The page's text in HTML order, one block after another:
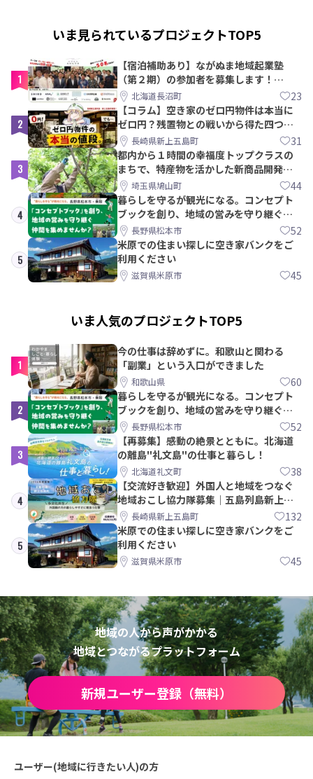
いま見られているプロジェクトTOP5
1
【宿泊補助あり】ながぬま地域起業塾
（第２期）の参加者を募集します！
【8/21〆】
北海道長沼町 23
2
【コラム】空き家のゼロ円物件は本当に
ゼロ円？残置物との戦いから得た四つの
教訓｜新上五島町
長崎県新上五島町 31
3
都内から１時間の幸福度トップクラスの
まちで、特産物を活かした新商品開発＆
PRメンバー募集！
埼玉県鳩山町 44
4
暮らしを守るが観光になる。コンセプト
ブックを創り、地域の営みを守り継ぐ仲
間を集めませんか？
長野県松本市 52
5
米原での住まい探しに空き家バンクをご
利用ください
滋賀県米原市 45
いま人気のプロジェクトTOP5
1
今の仕事は辞めずに。和歌山と関わる
「副業」という入口ができました
和歌山県 60
2
暮らしを守るが観光になる。コンセプト
ブックを創り、地域の営みを守り継ぐ仲
間を集めませんか？
長野県松本市 52
3
【再募集】感動の絶景とともに。北海道
の離島"礼文島"の仕事と暮らし！
北海道礼文町 38
4
【交流好き歓迎】外国人と地域をつなぐ
地域おこし協力隊募集｜五島列島新上五
島町長崎県新上五島町 132
5
米原での住まい探しに空き家バンクをご
利用ください
滋賀県米原市 45
地域の人から声がかかる
地域とつながるプラットフォーム
新規ユーザー登録（無料）
ユーザー(地域に行きたい人)の方